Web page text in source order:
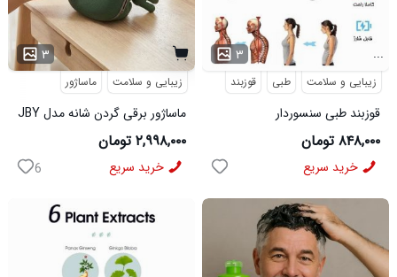
۳
زیبایی و سلامت ماساژور
ماساژور برقی گردن شانه مدل JBY
827
۲,۹۹۸,۰۰۰ تومان
خرید سریع 6
۳ ...
زیبایی و سلامت طبی قوزبند
قوزبند طبی سنسوردار
۸۴۸,۰۰۰ تومان
خرید سریع